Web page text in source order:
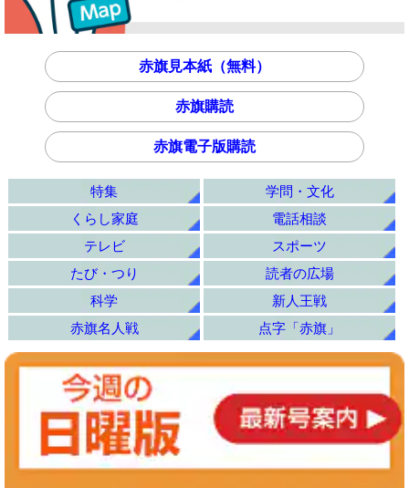
赤旗見本紙（無料）
赤旗購読
赤旗電子版購読
特集
学問・文化
くらし家庭
電話相談
テレビ
スポーツ
たび・つり
読者の広場
科学
新人王戦
赤旗名人戦
点字「赤旗」